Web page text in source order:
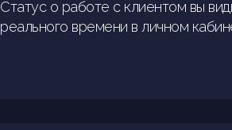
Статус о работе с клиентом вы
реального времени в личном